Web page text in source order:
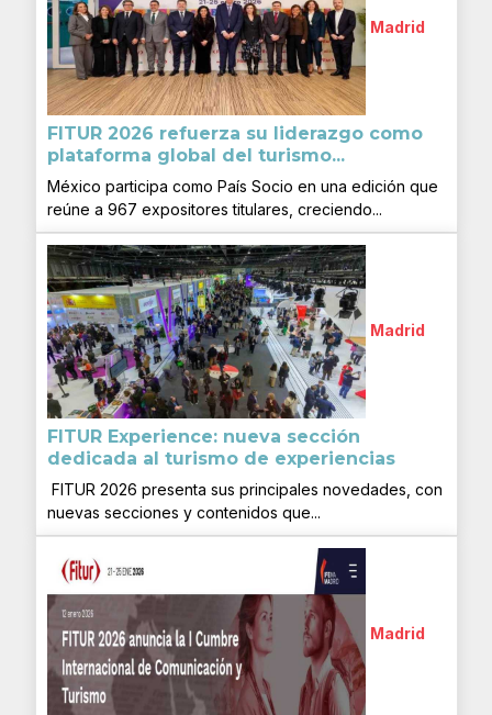
Madrid
FITUR 2026 refuerza su liderazgo como
plataforma global del turismo...
México participa como País Socio en una edición que
reúne a 967 expositores titulares, creciendo...
Madrid
FITUR Experience: nueva sección
dedicada al turismo de experiencias
FITUR 2026 presenta sus principales novedades, con
nuevas secciones y contenidos que...
Madrid